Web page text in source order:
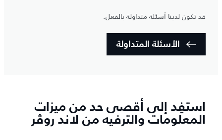
قد تكون لدينا أسئلة متداولة بالفعل.
الأسئلة المتداولة
استفِد إلى أقصى حد من ميزات
المعلومات والترفيه من لاند روڤر